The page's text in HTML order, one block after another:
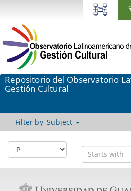
Repositorio del Observatorio
Gestión Cultural
Filter by: Subject